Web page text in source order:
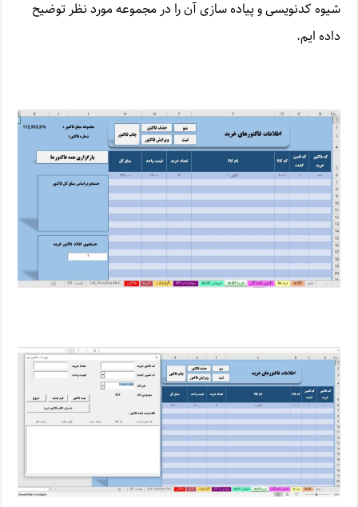
شیوه کدنویسی و پیاده سازی آن را در مجموعه مورد نظر توضیح
داده ایم.